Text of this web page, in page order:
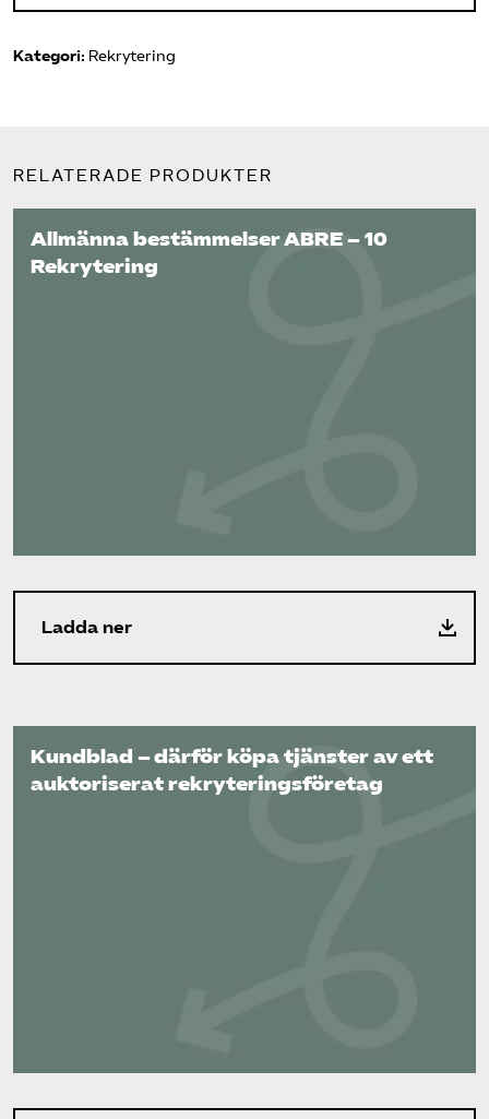
Kategori: Rekrytering
RELATERADE PRODUKTER
Allmänna bestämmelser ABRE – 10
Rekrytering
Ladda ner
Kundblad – därför köpa tjänster av ett
auktoriserat rekryterings­företag